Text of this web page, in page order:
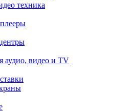
техника
аудио, видео и TV